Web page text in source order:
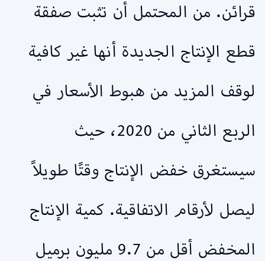
قرائن. من المحتمل أن تثبت صفقة
قطع الإنتاج الجديدة أنها غير كافية
لوقف المزيد من هبوط الأسعار في
الربع الثاني من 2020، حيث
سيستغرق خفض الإنتاج وقتًا طويلاً
ليصل لأرقام الاتفاقية. كمية الإنتاج
المخفض أقل من 9.7 مليون برميل